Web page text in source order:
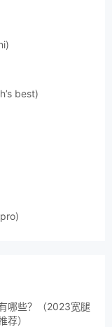
best)
哪些？（2023宽腿
荐）